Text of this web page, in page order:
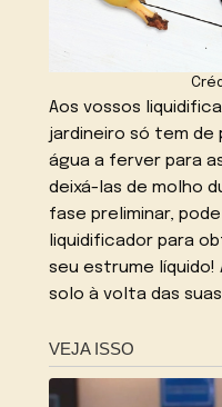
Aos vossos
jardineiro só tem de
água a ferver para
deixá-las de molho
fase preliminar,
liquidificador para
seu estrume líquido!
solo à volta das